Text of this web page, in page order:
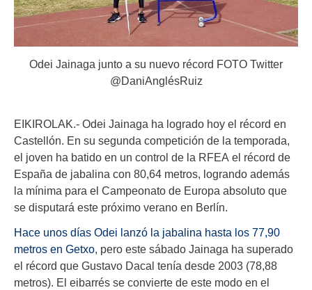
Odei Jainaga junto a su nuevo récord FOTO Twitter
@DaniAnglésRuiz
EIKIROLAK.- Odei Jainaga ha logrado hoy el récord en
Castellón. En su segunda competición de la temporada,
el joven ha batido en un control de la RFEA el récord de
España de jabalina con 80,64 metros, logrando además
la mínima para el Campeonato de Europa absoluto que
se disputará este próximo verano en Berlín.
Hace unos días Odei lanzó la jabalina hasta los 77,90
metros en Getxo, pero este sábado Jainaga ha superado
el récord que Gustavo Dacal tenía desde 2003 (78,88
metros). El eibarrés se convierte de este modo en el